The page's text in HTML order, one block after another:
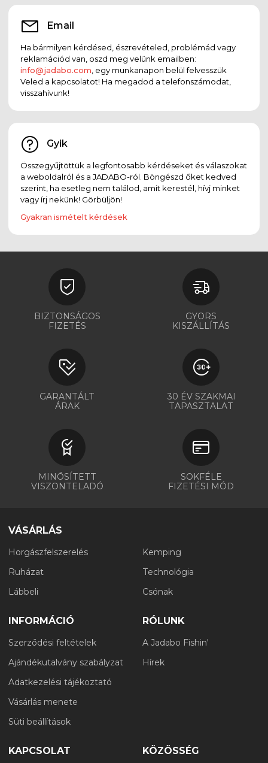
Email
Ha bármilyen kérdésed, észrevételed, problémád vagy
reklamációd van, oszd meg velünk emailben:
info@jadabo.com , egy munkanapon belül felvesszük
Veled a kapcsolatot! Ha megadod a telefonszámodat,
visszahívunk!
Gyik
Összegyűjtöttük a legfontosabb kérdéseket és válaszokat
a weboldalról és a JADABO-ról. Böngészd őket kedved
szerint, ha esetleg nem találod, amit kerestél, hívj minket
vagy írj nekünk! Görbüljön!
Gyakran ismételt kérdések
BIZTONSÁGOS
FIZETÉS
GYORS
KISZÁLLÍTÁS
GARANTÁLT
ÁRAK
30 ÉV SZAKMAI
TAPASZTALAT
MINŐSÍTETT
VISZONTELADÓ
SOKFÉLE
FIZETÉSI MÓD
VÁSÁRLÁS
Horgászfelszerelés
Ruházat
Lábbeli
Kemping
Technológia
Csónak
INFORMÁCIÓ
Szerződési feltételek
Ajándékutalvány szabályzat
Adatkezelési tájékoztató
Vásárlás menete
Süti beállítások
RÓLUNK
A Jadabo Fishin'
Hírek
KAPCSOLAT KÖZÖSSÉG